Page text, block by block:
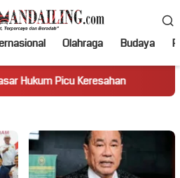
Olahraga Budaya
Picu Keresahan Truk Miring